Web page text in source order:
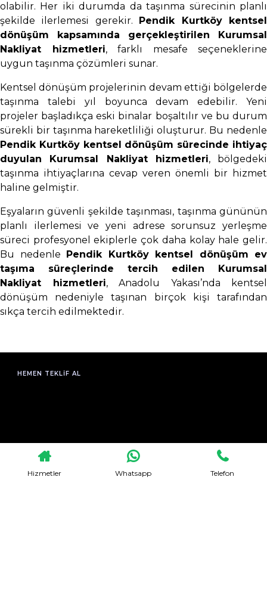
olabilir. Her iki durumda da taşınma sürecinin planlı
şekilde ilerlemesi gerekir.
Pendik Kurtköy kentsel
dönüşüm kapsamında gerçekleştirilen Kurumsal
Nakliyat hizmetleri, farklı mesafe seçeneklerine
uygun taşınma çözümleri sunar.
Kentsel dönüşüm projelerinin devam ettiği bölgelerde
taşınma talebi yıl boyunca devam edebilir. Yeni
projeler başladıkça eski binalar boşaltılır ve bu durum
sürekli bir taşınma hareketliliği oluşturur. Bu nedenle
Pendik Kurtköy kentsel dönüşüm sürecinde ihtiyaç
duyulan Kurumsal Nakliyat hizmetleri, bölgedeki
taşınma ihtiyaçlarına cevap veren önemli bir hizmet
haline gelmiştir.
Eşyaların güvenli şekilde taşınması, taşınma gününün
planlı ilerlemesi ve yeni adrese sorunsuz yerleşme
süreci profesyonel ekiplerle çok daha kolay hale gelir.
Bu nedenle
Pendik Kurtköy kentsel dönüşüm ev
taşıma süreçlerinde tercih edilen Kurumsal
Nakliyat hizmetleri, Anadolu Yakası’nda kentsel
dönüşüm nedeniyle taşınan birçok kişi tarafından
sıkça tercih edilmektedir.
HEMEN TEKLIF AL
Hizmetler Whatsapp Telefon